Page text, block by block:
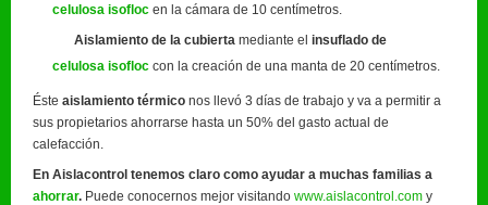
celulosa isofloc en la cámara de 10 centímetros.
Aislamiento de la cubierta mediante el insuflado de
celulosa isofloc con la creación de una manta de 20 centímetros.
Éste aislamiento térmico nos llevó 3 días de trabajo y va a permitir a
sus propietarios ahorrarse hasta un 50% del gasto actual de
calefacción.
En Aislacontrol tenemos claro como ayudar a muchas familias a
ahorrar. Puede conocernos mejor visitando www.aislacontrol.com y